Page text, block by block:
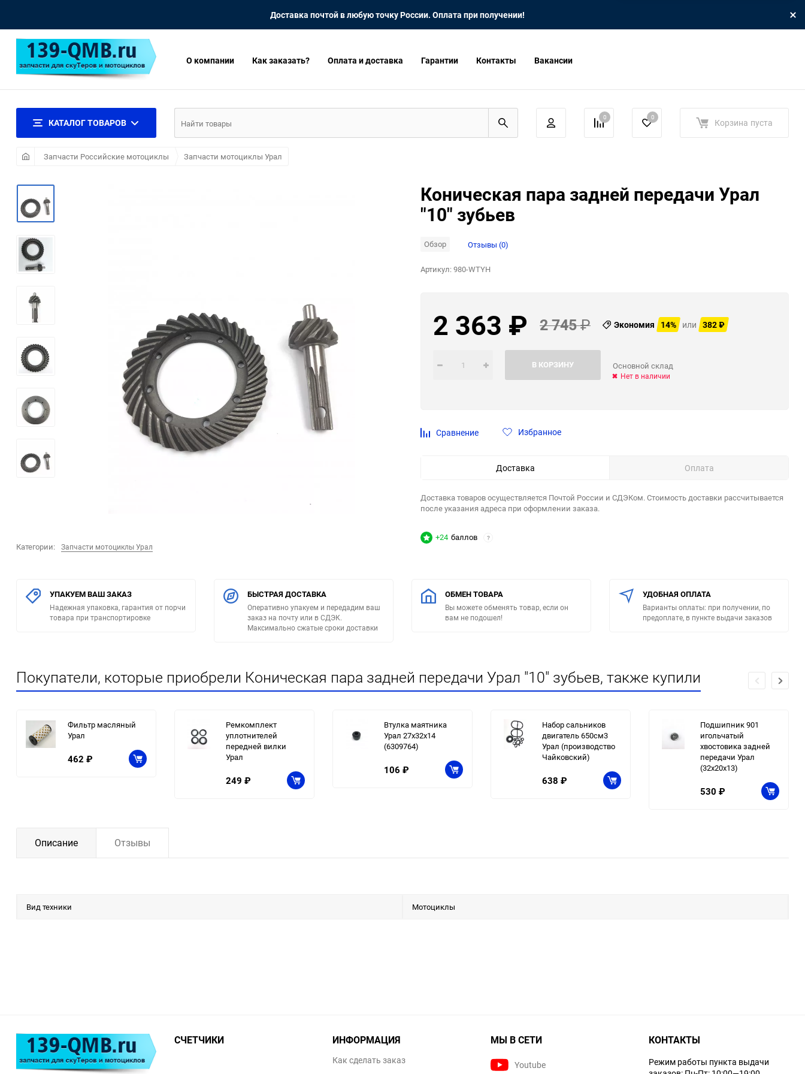
Доставка почтой в любую точку России. Оплата при получении!
О компании Как заказать? Оплата и доставка Гарантии Контакты Вакансии
КАТАЛОГ ТОВАРОВ 0 0 Корзина пуста
Запчасти Российские мотоциклы Запчасти мотоциклы Урал
Категории: Запчасти мотоциклы Урал
Коническая пара задней передачи Урал
"10" зубьев
Обзор Отзывы (0)
Артикул:980-WTYH
2 363 ₽ 2 745₽ Экономия 14% или 382₽
В КОРЗИНУ Основной склад
Нет в наличии
Сравнение Избранное
Доставка Оплата
Доставка товаров осуществляется Почтой России и СДЭКом. Стоимость доставки рассчитывается
после указания адреса при оформлении заказа.
+24 баллов ?
УПАКУЕМ ВАШ ЗАКАЗ
Надежная упаковка, гарантия от порчи
товара при транспортировке
БЫСТРАЯ ДОСТАВКА
Оперативно упакуем и передадим ваш
заказ на почту или в СДЭК.
Максимально сжатые сроки доставки
ОБМЕН ТОВАРА
Вы можете обменять товар, если он
вам не подошел!
УДОБНАЯ ОПЛАТА
Варианты оплаты: при получении, по
предоплате, в пункте выдачи заказов
Покупатели, которые приобрели Коническая пара задней передачи Урал "10" зубьев, также купили
Фильтр масляный
Урал
462 ₽
Ремкомплект
уплотнителей
передней вилки
Урал
249 ₽
Втулка маятника
Урал 27x32x14
(6309764)
106 ₽
Набор сальников
двигатель 650см3
Урал (производство
Чайковский)
638 ₽
Подшипник 901
игольчатый
хвостовика задней
передачи Урал
(32х20х13)
530 ₽
Описание Отзывы
Вид техники Мотоциклы
СЧЕТЧИКИ ИНФОРМАЦИЯ
Как сделать заказ
МЫ В СЕТИ
Youtube
КОНТАКТЫ
Режим работы пункта выдачи